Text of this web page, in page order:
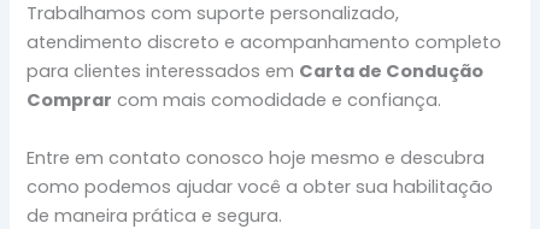
Trabalhamos com suporte personalizado,
atendimento discreto e acompanhamento completo
para clientes interessados em Carta de Condução
Comprar com mais comodidade e confiança.
Entre em contato conosco hoje mesmo e descubra
como podemos ajudar você a obter sua habilitação
de maneira prática e segura.